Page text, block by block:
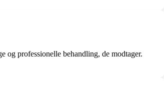
og professionelle behandling, de modtager.